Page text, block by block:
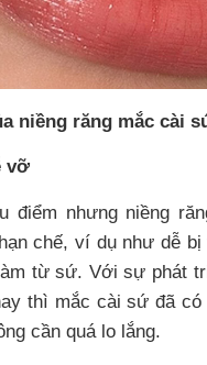
niềng răng mắc cài
vỡ
điểm nhưng niềng
chế, ví dụ như dễ
từ sứ. Với sự phát
thì mắc cài sứ đã có
cần quá lo lắng.